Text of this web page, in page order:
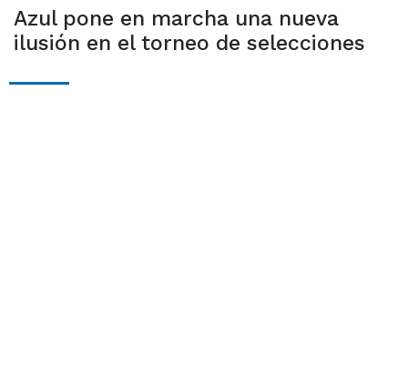
Azul pone en marcha una nueva
ilusión en el torneo de selecciones